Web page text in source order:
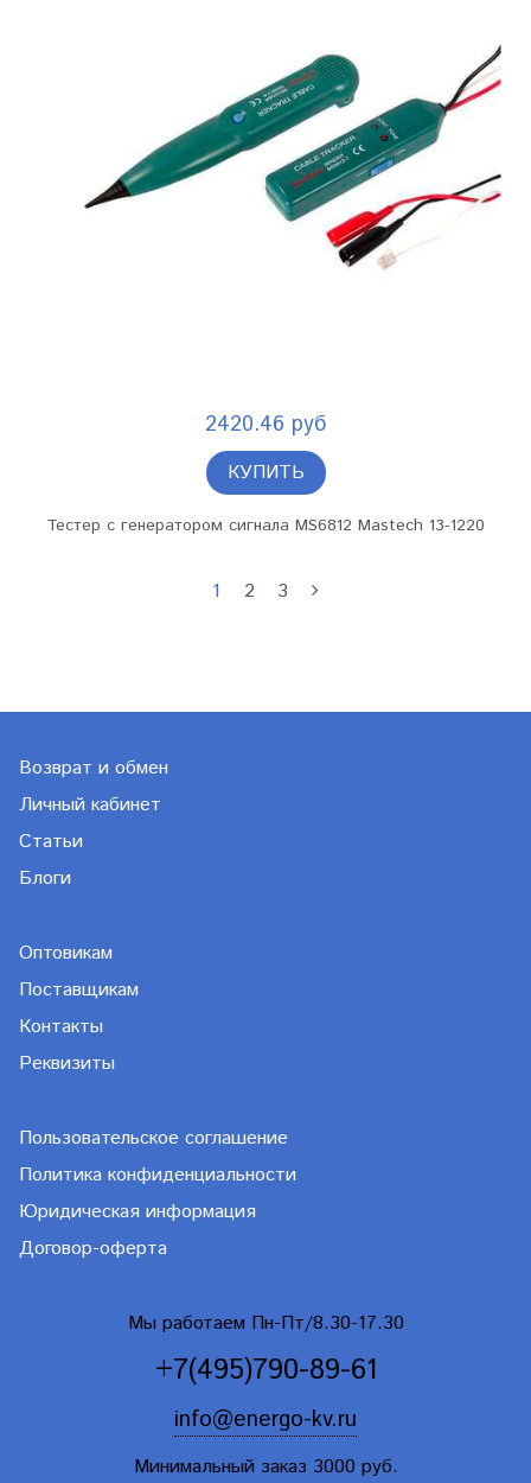
2420.46 руб
КУПИТЬ
Тестер с генератором сигнала MS6812 Mastech 13-1220
1 2 3
Возврат и обмен
Личный кабинет
Статьи
Блоги
Оптовикам
Поставщикам
Контакты
Реквизиты
Пользовательское соглашение
Политика конфиденциальности
Юридическая информация
Договор-оферта
Мы работаем Пн-Пт/8.30-17.30
+7(495)790-89-61
info@energo-kv.ru
Минимальный заказ 3000 руб.